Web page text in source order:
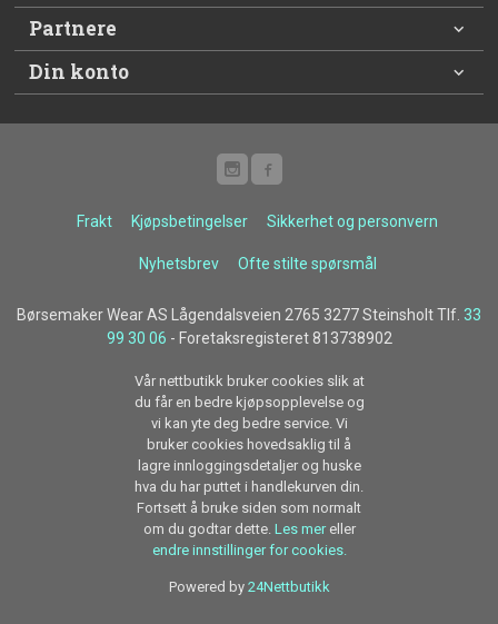
Partnere
Din konto
Frakt Kjøpsbetingelser Sikkerhet og personvern
Nyhetsbrev Ofte stilte spørsmål
Børsemaker Wear AS Lågendalsveien 2765 3277 Steinsholt Tlf. 33
99 30 06 - Foretaksregisteret 813738902
Vår nettbutikk bruker cookies slik at
du får en bedre kjøpsopplevelse og
vi kan yte deg bedre service. Vi
bruker cookies hovedsaklig til å
lagre innloggingsdetaljer og huske
hva du har puttet i handlekurven din.
Fortsett å bruke siden som normalt
om du godtar dette. Les mer eller
endre innstillinger for cookies.
Powered by 24Nettbutikk